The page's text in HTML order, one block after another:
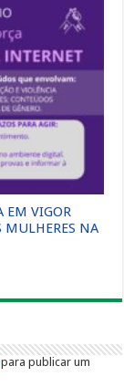
EM VIGOR
MULHERES NA
para publicar um